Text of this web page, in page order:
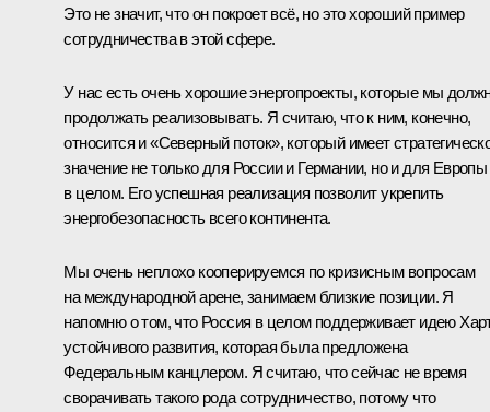
Это не значит, что он покроет всё, но это хороший пример
сотрудничества в этой сфере.
У нас есть очень хорошие энергопроекты, которые мы
продолжать реализовывать. Я считаю, что к ним, конечно,
относится и «Северный поток», который имеет
значение не только для России и Германии, но и для Европы
в целом. Его успешная реализация позволит укрепить
энергобезопасность всего континента.
Мы очень неплохо кооперируемся по кризисным вопросам
на международной арене, занимаем близкие позиции. Я
напомню о том, что Россия в целом поддерживает идею
устойчивого развития, которая была предложена
Федеральным канцлером. Я считаю, что сейчас не время
сворачивать такого рода сотрудничество, потому что